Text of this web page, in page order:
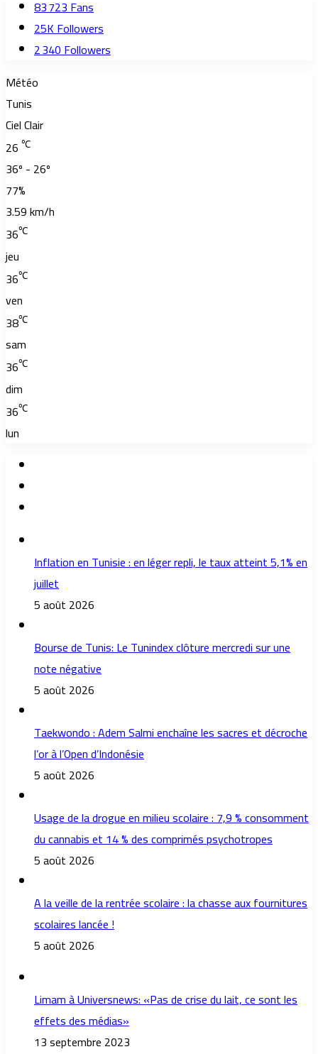
83 723Fans
25KFollowers
2 340Followers
Météo
Tunis
Ciel Clair
26 ℃
36º - 26º
77%
3.59 km/h
36℃
jeu
36℃
ven
38℃
sam
36℃
dim
36℃
lun
Inflation en Tunisie : en léger repli, le taux atteint 5,1% en
juillet
5 août 2026
Bourse de Tunis: Le Tunindex clôture mercredi sur une
note négative
5 août 2026
Taekwondo : Adem Salmi enchaîne les sacres et décroche
l’or à l’Open d’Indonésie
5 août 2026
Usage de la drogue en milieu scolaire : 7,9 % consomment
du cannabis et 14 % des comprimés psychotropes
5 août 2026
A la veille de la rentrée scolaire : la chasse aux fournitures
scolaires lancée !
5 août 2026
Limam à Universnews: «Pas de crise du lait, ce sont les
effets des médias»
13 septembre 2023